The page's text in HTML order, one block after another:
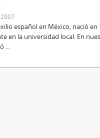
español en México, nació
en la universidad local. En
...